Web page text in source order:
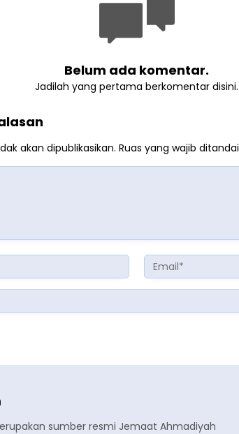
Belum ada komentar.
Jadilah yang pertama berkomentar disini.
akan dipublikasikan. Ruas yang wajib ditandai
sumber resmi Jemaat Ahmadiyah